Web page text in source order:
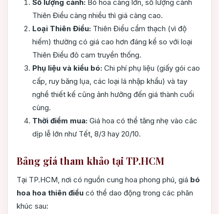
Số lượng cành: Bó hoa càng lớn, số lượng cành
Thiên Điểu càng nhiều thì giá càng cao.
Loại Thiên Điểu: Thiên Điểu cẩm thạch (vì độ
hiếm) thường có giá cao hơn đáng kể so với loại
Thiên Điểu đỏ cam truyền thống.
Phụ liệu và kiểu bó: Chi phí phụ liệu (giấy gói cao
cấp, ruy băng lụa, các loại lá nhập khẩu) và tay
nghề thiết kế cũng ảnh hưởng đến giá thành cuối
cùng.
Thời điểm mua: Giá hoa có thể tăng nhẹ vào các
dịp lễ lớn như Tết, 8/3 hay 20/10.
Bảng giá tham khảo tại TP.HCM
Tại TP.HCM, nơi có nguồn cung hoa phong phú, giá bó
hoa hoa thiên điểu có thể dao động trong các phân
khúc sau: